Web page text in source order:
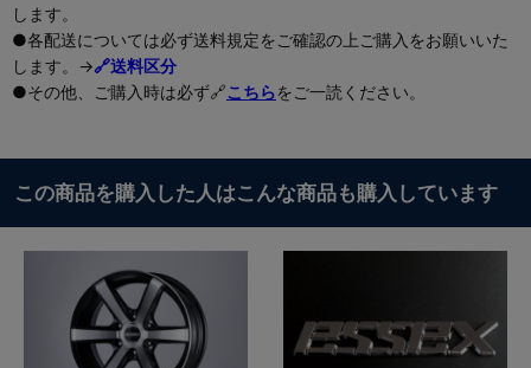
します。
●各配送については必ず送料規定をご確認の上ご購入をお願いいた
します。→🔗送料区分
●その他、ご購入時は必ず🔗こちらをご一読ください。
この商品を購入した人はこんな商品も購入しています